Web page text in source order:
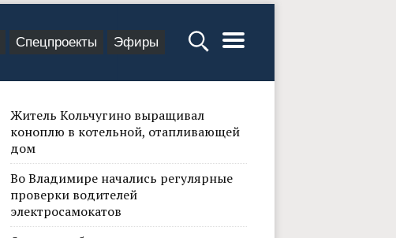
Спецпроекты Эфиры
Житель Кольчугино выращивал
коноплю в котельной, отапливающей
дом
Во Владимире начались регулярные
проверки водителей
электросамокатов